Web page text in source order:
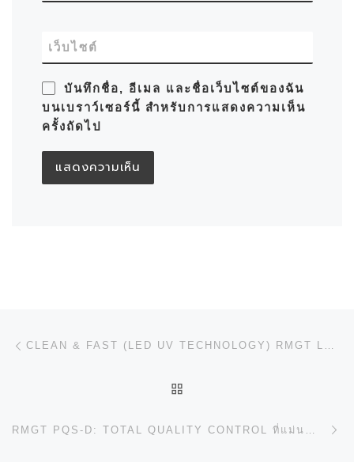
เว็บไซต์
บันทึกชื่อ, อีเมล และชื่อเว็บไซต์ของฉัน
บนเบราว์เซอร์นี้ สำหรับการแสดงความเห็น
ครั้งถัดไป
การนำทางของเรื่อง